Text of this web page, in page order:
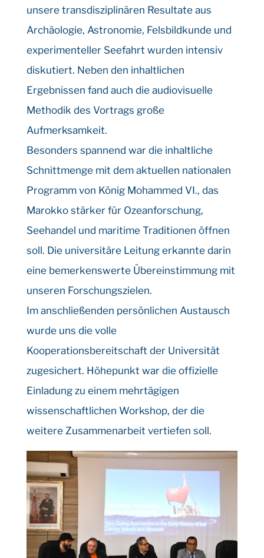
unsere transdisziplinären Resultate aus
Archäologie, Astronomie, Felsbildkunde und
experimenteller Seefahrt wurden intensiv
diskutiert. Neben den inhaltlichen
Ergebnissen fand auch die audiovisuelle
Methodik des Vortrags große
Aufmerksamkeit.
Besonders spannend war die inhaltliche
Schnittmenge mit dem aktuellen nationalen
Programm von König Mohammed VI., das
Marokko stärker für Ozeanforschung,
Seehandel und maritime Traditionen öffnen
soll. Die universitäre Leitung erkannte darin
eine bemerkenswerte Übereinstimmung mit
unseren Forschungszielen.
Im anschließenden persönlichen Austausch
wurde uns die volle
Kooperationsbereitschaft der Universität
zugesichert. Höhepunkt war die offizielle
Einladung zu einem mehrtägigen
wissenschaftlichen Workshop, der die
weitere Zusammenarbeit vertiefen soll.